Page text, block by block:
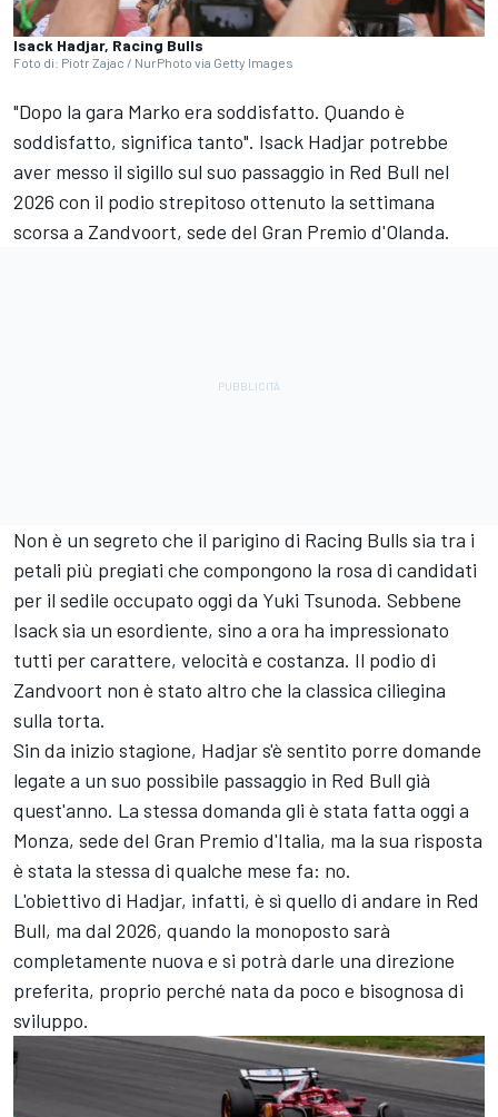
Isack Hadjar, Racing Bulls
Foto di: Piotr Zajac / NurPhoto via Getty Images
"Dopo la gara Marko era soddisfatto. Quando è
soddisfatto, significa tanto". Isack Hadjar potrebbe
aver messo il sigillo sul suo passaggio in Red Bull nel
2026 con il podio strepitoso ottenuto la settimana
scorsa a Zandvoort, sede del Gran Premio d'Olanda.
Non è un segreto che il parigino di Racing Bulls sia tra i
petali più pregiati che compongono la rosa di candidati
per il sedile occupato oggi da Yuki Tsunoda. Sebbene
Isack sia un esordiente, sino a ora ha impressionato
tutti per carattere, velocità e costanza. Il podio di
Zandvoort non è stato altro che la classica ciliegina
sulla torta.
Sin da inizio stagione, Hadjar s'è sentito porre domande
legate a un suo possibile passaggio in Red Bull già
quest'anno. La stessa domanda gli è stata fatta oggi a
Monza, sede del Gran Premio d'Italia, ma la sua risposta
è stata la stessa di qualche mese fa: no.
L'obiettivo di Hadjar, infatti, è sì quello di andare in Red
Bull, ma dal 2026, quando la monoposto sarà
completamente nuova e si potrà darle una direzione
preferita, proprio perché nata da poco e bisognosa di
sviluppo.